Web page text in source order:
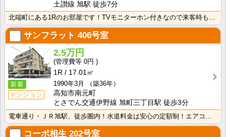
土讃線 旭駅 徒歩7分
北端町にある1Rのお部屋です！TVモニターホン付きなので来客時も安心！室内に洗濯機を置けるので家電を･･･
サンフラット 406号室
新着
マンション
2.5万円
0円
1R
17.01㎡
1990年3月
（築36年）
高知市南元町
とさでん交通伊野線 旭町三丁目駅 徒歩3分
コーポ相生 202号室